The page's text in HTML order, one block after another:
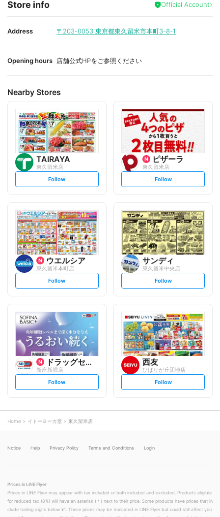
Store info Official Account
Address 〒203-0053 東京都東久留米市本町3-8-1
Opening hours 店舗公式HPをご参照ください
Nearby Stores
TAIRAYA
東久留米店
s
t
l
o
w
Follow
ピザーラ
東久留米店
s
t
l
o
w
Follow
ウエルシア
東久留米本町店
s
t
l
o
w
Follow
サンディ
東久留米中央店
s
t
l
o
w
Follow
ドラッグセイムス
新座新堀店
s
t
o
Follow
西友
ひばりが丘団地店
s
t
Follow
Home イトーヨーカ堂 東久留米店
Notice Help Privacy Policy Terms and Conditions Login
Prices in LINE Flyer
Prices in LINE Flyer may appear with tax included or both included and excluded. Products eligible
for reduced tax (8%) will have an asterisk (＊) next to their price. Some products have prices that in
clude trailing digits below ¥1. These prices may be truncated in LINE Flyer but could still affect you